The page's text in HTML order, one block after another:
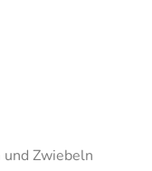
Zwiebeln